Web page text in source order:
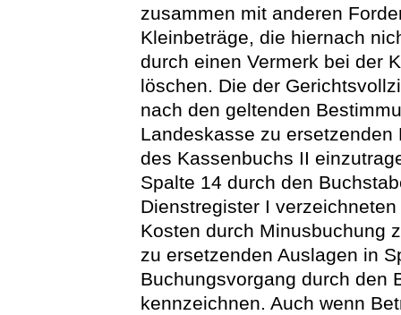
zusammen mit anderen
Kleinbeträge, die hiernach
durch einen Vermerk bei der
löschen. Die der
nach den geltenden
Landeskasse zu
des Kassenbuchs II
Spalte 14 durch den
Dienstregister I
Kosten durch Minusbuchung
zu ersetzenden Auslagen in
Buchungsvorgang durch den
kennzeichnen. Auch wenn